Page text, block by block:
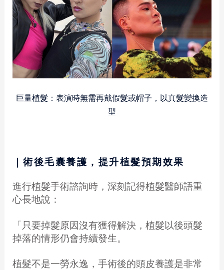
巨量植髮：表演時無需再戴假髮或帽子，以真髮變換造
型
｜術後毛囊養護，提升植髮預期效果
進行植髮手術諮詢時，深刻記得植髮醫師語重
心長地說：
「只要掉髮原因沒有獲得解決，植髮以後頭髮
掉落的情形仍會持續發生。
植髮不是一勞永逸，手術後的頭皮養護是非常